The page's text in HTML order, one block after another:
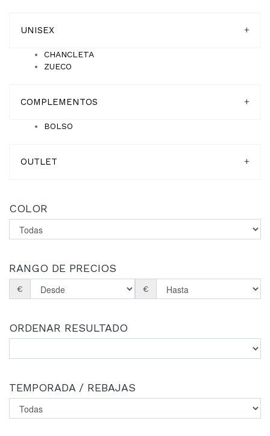
UNISEX +
CHANCLETA
ZUECO
COMPLEMENTOS +
BOLSO
OUTLET +
COLOR
RANGO DE PRECIOS
€ €
ORDENAR RESULTADO
TEMPORADA / REBAJAS